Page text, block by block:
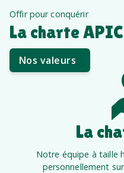
Offir pour conquérir
La charte APIC
Nos valeurs
La
Notre équipe à taille
personnellement